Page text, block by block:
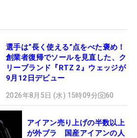
選手は“長く使える”点をべた褒め！
創業者復帰でソールを見直した、ク
リーブランド『RTZ 2』ウェッジが
9月12日デビュー
2026年8月5日 (水) 15時09分 60
アイアン売り上げの半数以上
が外ブラ 国産アイアンの人